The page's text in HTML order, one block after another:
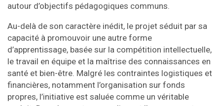
autour d’objectifs pédagogiques communs.
Au-delà de son caractère inédit, le projet séduit par sa
capacité à promouvoir une autre forme
d’apprentissage, basée sur la compétition intellectuelle,
le travail en équipe et la maîtrise des connaissances en
santé et bien-être. Malgré les contraintes logistiques et
financières, notamment l’organisation sur fonds
propres, l’initiative est saluée comme un véritable